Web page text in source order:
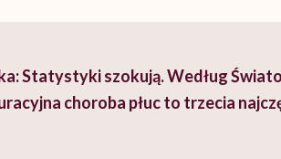
Statystyki szokują. Według
choroba płuc to trzecia